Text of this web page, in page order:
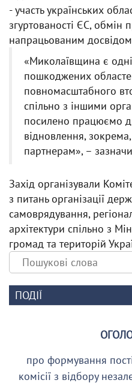
- участь українських
згуртованості ЄС, обмін
напрацьованим
«Миколаївщина є
пошкоджених
повномасштабного
спільно з іншими
посилено працюємо
відновлення,
партнерам», –
Захід організували
з питань організації
самоврядування,
архітектури спільно з
громад та територій
ПОДІЇ
про формування
комісії з відбору